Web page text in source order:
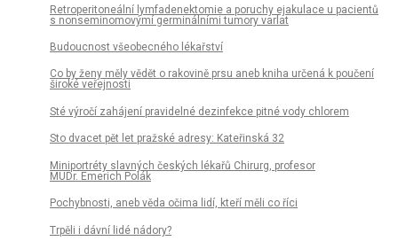
Retroperitoneální lymfadenektomie a poruchy ejakulace u pacientů
s nonseminomovýmí germinálními tumory varlat
Budoucnost všeobecného lékařství
Co by ženy měly vědět o rakovině prsu aneb kniha určená k poučení
široké veřejnosti
Sté výročí zahájení pravidelné dezinfekce pitné vody chlorem
Sto dvacet pět let pražské adresy: Kateřinská 32
Miniportréty slavných českých lékařů Chirurg, profesor
MUDr. Emerich Polák
Pochybnosti, aneb věda očima lidí, kteří měli co říci
Trpěli i dávní lidé nádory?